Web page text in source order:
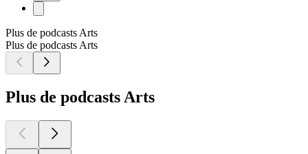
Plus de podcasts Arts
Plus de podcasts Arts
Plus de podcasts Arts